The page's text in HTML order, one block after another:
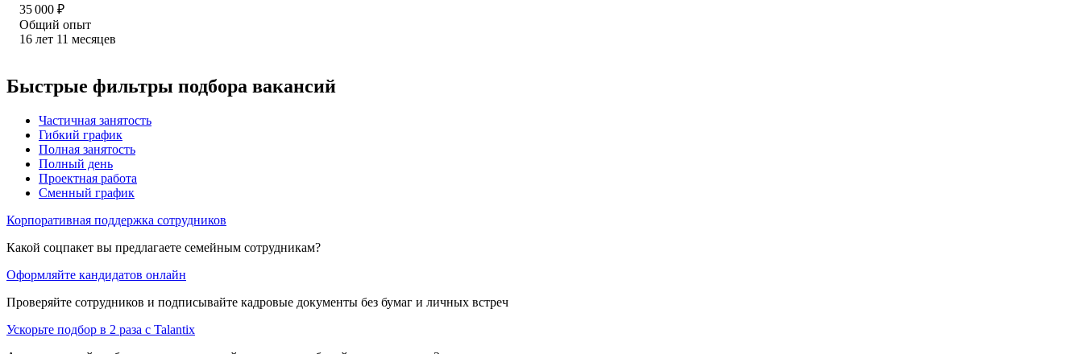
35 000 ₽
Общий опыт
16 лет 11 месяцев
Быстрые фильтры подбора вакансий
Частичная занятость
Гибкий график
Полная занятость
Полный день
Проектная работа
Сменный график
Корпоративная поддержка сотрудников
Какой соцпакет вы предлагаете семейным сотрудникам?
Оформляйте кандидатов онлайн
Проверяйте сотрудников и подписывайте кадровые документы без бумаг и личных встреч
Ускорьте подбор в 2 раза с Talantix